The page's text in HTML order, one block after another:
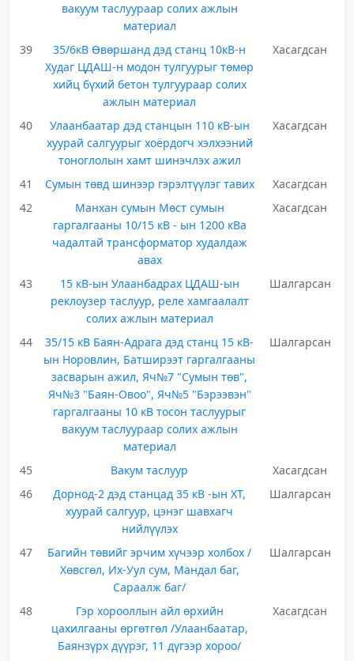
вакуум таслуураар солих ажлын
материал
39
35/6кВ Өвөршанд дэд станц 10кВ-н
Худаг ЦДАШ-н модон тулгуурыг төмөр
хийц бүхий бетон тулгуураар солих
ажлын материал
Хасагдсан
40
Улаанбаатар дэд станцын 110 кВ-ын
хуурай салгуурыг хоёрдогч хэлхээний
тоноглолын хамт шинэчлэх ажил
Хасагдсан
41 Сумын төвд шинээр гэрэлтүүлэг тавих
Хасагдсан
42
Манхан сумын Мөст сумын
гаргалгааны 10/15 кВ - ын 1200 кВа
чадалтай трансформатор худалдаж
авах
Хасагдсан
43
15 кВ-ын Улаанбадрах ЦДАШ-ын
реклоузер таслуур, реле хамгаалалт
солих ажлын материал
Шалгарсан
44
35/15 кВ Баян-Адрага дэд станц 15 кВ-
ын Норовлин, Батширээт гаргалгааны
засварын ажил, Яч№7 "Сумын төв",
Яч№3 "Баян-Овоо", Яч№5 "Бэрээвэн"
гаргалгааны 10 кВ тосон таслуурыг
вакуум таслуураар солих ажлын
материал
Шалгарсан
45 Вакум таслуур
Хасагдсан
46
Дорнод-2 дэд станцад 35 кВ -ын ХТ,
хуурай салгуур, цэнэг шавхагч
нийлүүлэх
Шалгарсан
47
Багийн төвийг эрчим хүчээр холбох /
Хөвсгөл, Их-Уул сум, Мандал баг,
Сараалж баг/
Шалгарсан
48
Гэр хорооллын айл өрхийн
цахилгааны өргөтгөл /Улаанбаатар,
Баянзүрх дүүрэг, 11 дүгээр хороо/
Хасагдсан